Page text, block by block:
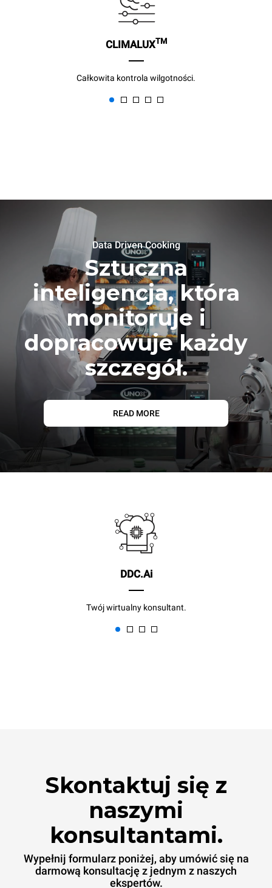
CLIMALUXTM
Całkowita kontrola wilgotności.
Data Driven Cooking
Sztuczna
inteligencja, która
monitoruje i
dopracowuje każdy
szczegół.
READ MORE
DDC.Ai
Twój wirtualny konsultant.
Skontaktuj się z
naszymi
konsultantami.
Wypełnij formularz poniżej, aby umówić się na
darmową konsultację z jednym z naszych
ekspertów.